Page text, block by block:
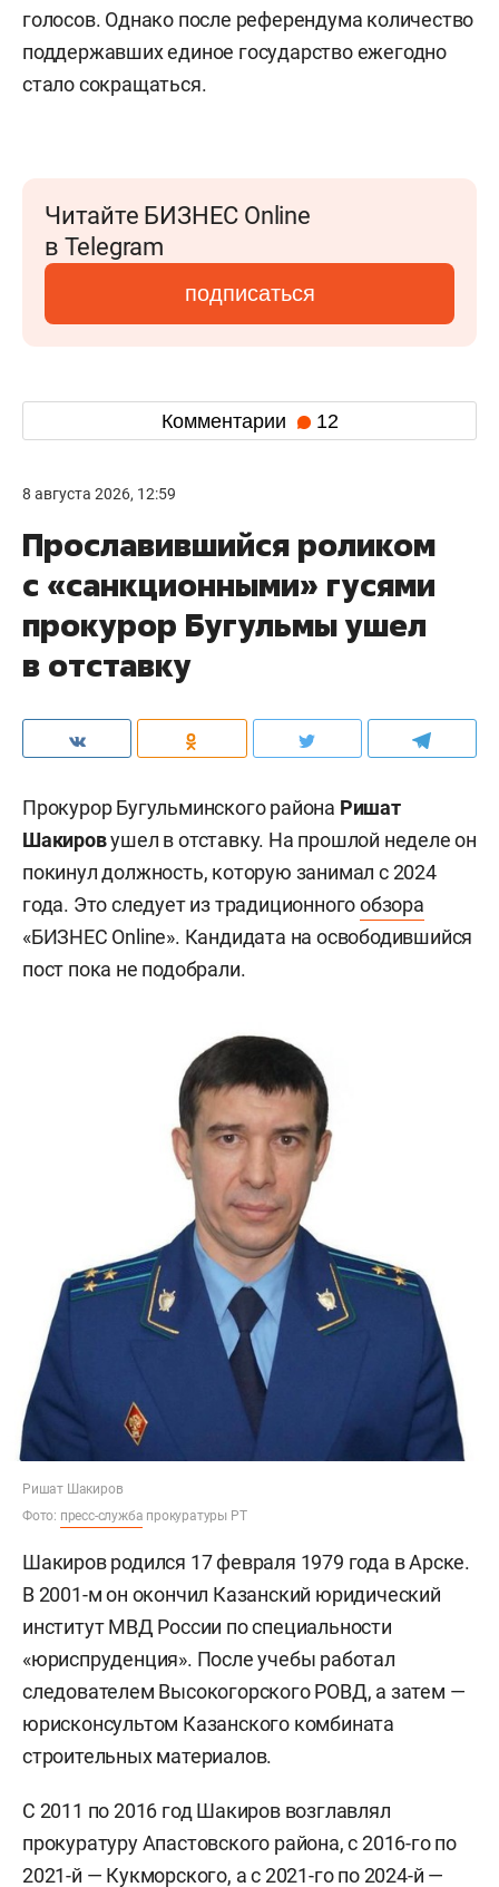
голосов. Однако после референдума количество
поддержавших единое государство ежегодно
стало сокращаться.
Читайте БИЗНЕС Online
в Telegram
подписаться
Комментарии 12
8 августа 2026, 12:59
Прославившийся роликом
с «санкционными» гусями
прокурор Бугульмы ушел
в отставку
Прокурор Бугульминского района Ришат
Шакировушел в отставку. На прошлой неделе он
покинул должность, которую занимал с 2024
года. Это следует из традиционногообзора
«БИЗНЕС Online». Кандидата на освободившийся
пост пока не подобрали.
Ришат Шакиров
Фото: пресс-служба прокуратуры РТ
Шакиров родился 17 февраля 1979 года в Арске.
В 2001-м он окончил Казанский юридический
институт МВД России по специальности
«юриспруденция». После учебы работал
следователем Высокогорского РОВД, а затем —
юрисконсультом Казанского комбината
строительных материалов.
С 2011 по 2016 год Шакиров возглавлял
прокуратуру Апастовского района, с 2016-го по
2021-й — Кукморского, а с 2021-го по 2024-й —